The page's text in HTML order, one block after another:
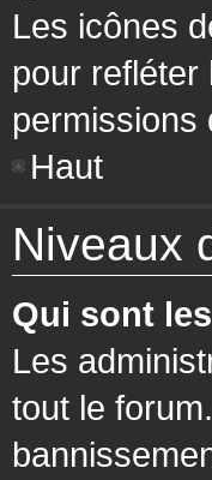
Les icônes
pour refléter
permissions
Haut
Niveaux
Qui sont
Les
tout le